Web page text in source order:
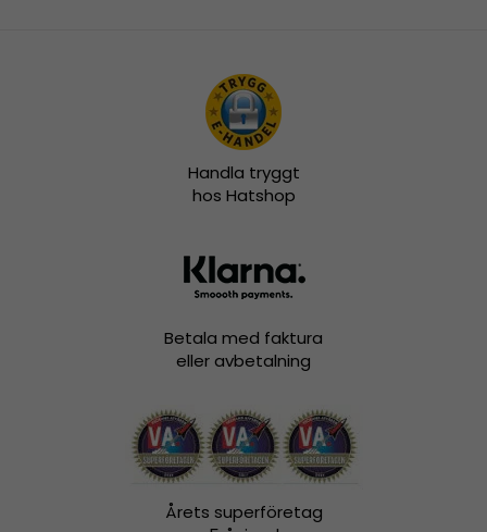
Handla tryggt
hos Hatshop
Betala med faktura
eller avbetalning
Årets superföretag